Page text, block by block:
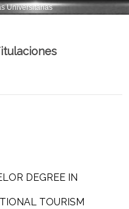
Universitarias
DEGREE IN
TOURISM